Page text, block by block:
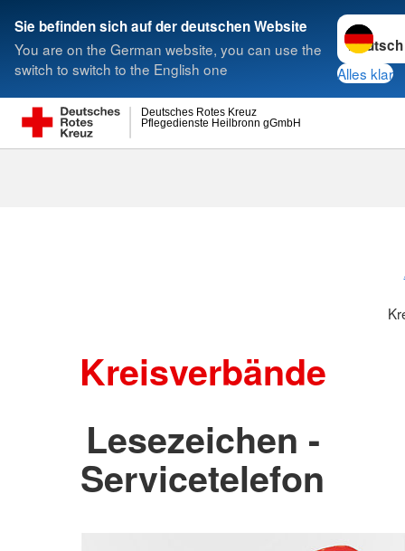
Sie befinden sich auf der deutschen Website
You are on the German website, you can use the
switch to switch to the English one
Sprache
Alles klar
Pflegedienste Heilbronn gGmbH
Deutsches Rotes Kreuz
Suche
Kreisverbände
Lesezeichen -
Servicetelefon